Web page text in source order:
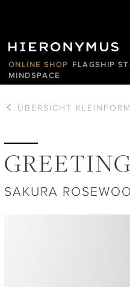
ONLINE SHOP FLAGSHIP
MINDSPACE
ÜBERSICHT
SAKURA